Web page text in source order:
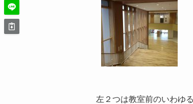
左２つは教室前のいわゆ